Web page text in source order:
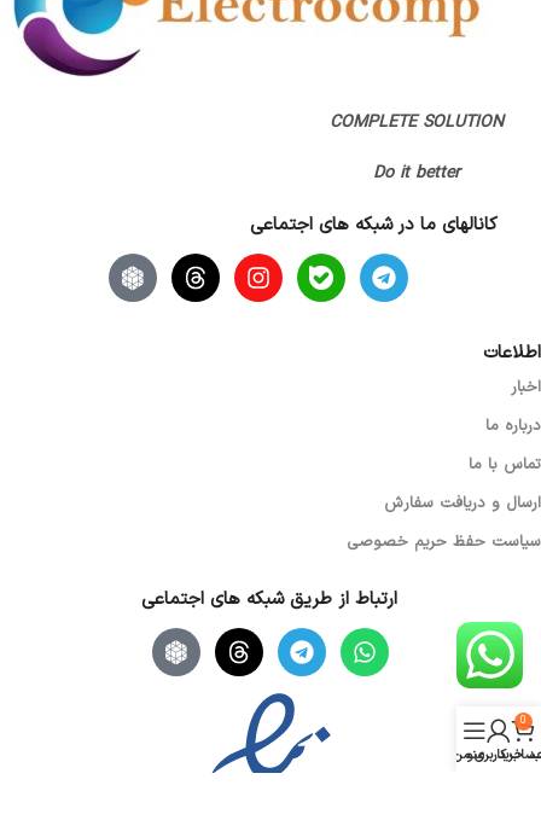
COMPLETE SOLUTION
Do it better
کانالهای ما در شبکه های اجتماعی
اطلاعات
اخبار
درباره ما
تماس با ما
ارسال و دریافت سفارش
سیاست حفظ حریم خصوصی
ارتباط از طریق شبکه های اجتماعی
0
خرید
کاربری من
منو